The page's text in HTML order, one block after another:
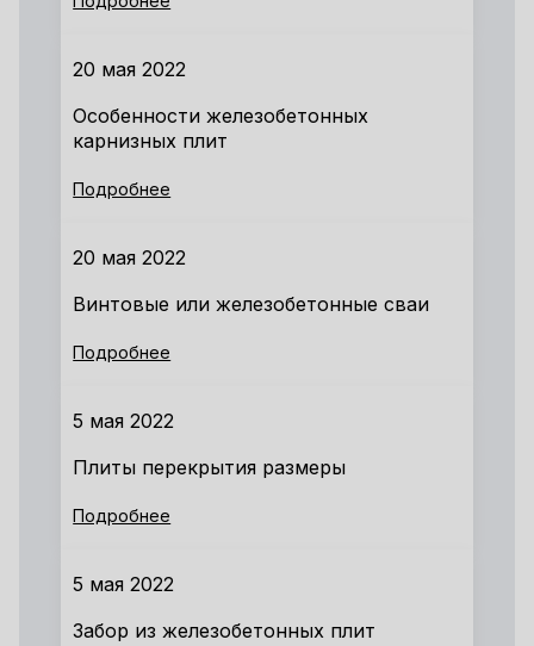
20 мая 2022
Особенности железобетонных
карнизных плит
Подробнее
20 мая 2022
Винтовые или железобетонные сваи
Подробнее
5 мая 2022
Плиты перекрытия размеры
Подробнее
5 мая 2022
Забор из железобетонных плит